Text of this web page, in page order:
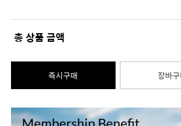
총 상품 금액
즉시구매 장바